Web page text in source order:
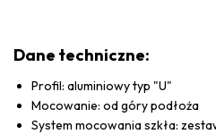
Dane techniczne:
Profil: aluminiowy typ "U"
Mocowanie: od góry podłoża
System mocowania szkła: